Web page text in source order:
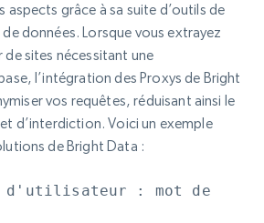
aspects grâce à sa suite d’outils de
données. Lorsque vous extrayez
de sites nécessitant une
l’intégration des Proxys de Bright
vos requêtes, réduisant ainsi le
d’interdiction. Voici un exemple
de Bright Data :
d'utilisateur : mot de